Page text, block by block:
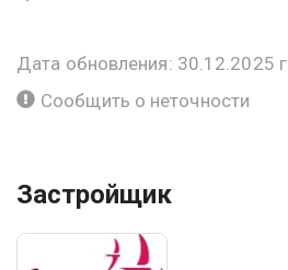
Дата обновления: 30.12.2025 г
Сообщить о неточности
Застройщик